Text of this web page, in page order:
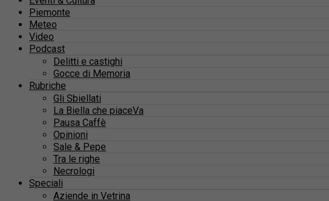
Piemonte
Meteo
Video
Podcast
Delitti e castighi
Gocce di Memoria
Rubriche
Gli Sbiellati
La Biella che piaceVa
Pausa Caffè
Opinioni
Sale & Pepe
Tra le righe
Necrologi
Speciali
Aziende in Vetrina